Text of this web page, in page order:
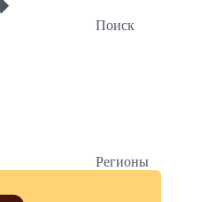
Поиск
Регионы